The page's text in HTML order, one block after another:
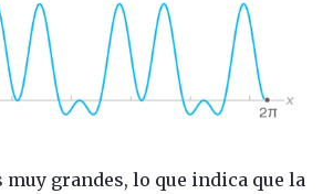
muy grandes, lo que indica que la